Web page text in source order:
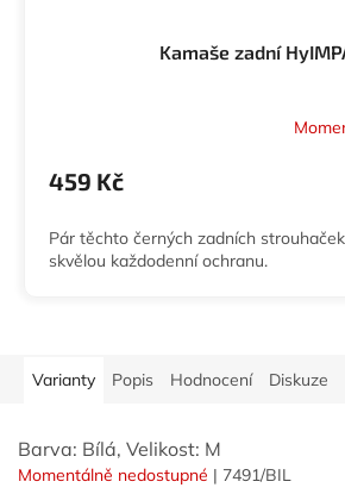
Kamaše zadní
459 Kč
Pár těchto černých zadních
skvělou každodenní ochranu.
Varianty Popis Hodnocení Diskuze
Barva: Bílá, Velikost: M
Momentálně nedostupné | 7491/BIL